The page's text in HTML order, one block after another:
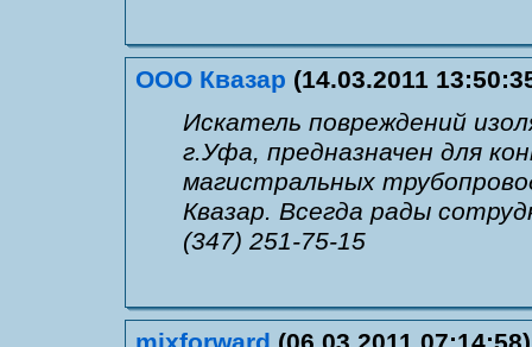
ООО Квазар (14.03.2011
Искатель повреждений
г.Уфа, предназначен для
магистральных
Квазар. Всегда рады
(347) 251-75-15